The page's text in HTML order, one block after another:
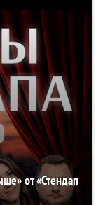
от «Стендап